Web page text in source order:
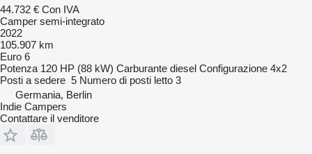
44.732 € Con IVA
Camper semi-integrato
2022
105.907 km
Euro 6
Potenza 120 HP (88 kW) Carburante diesel Configurazione 4x2
Posti a sedere 5 Numero di posti letto 3
Germania, Berlin
Indie Campers
Contattare il venditore